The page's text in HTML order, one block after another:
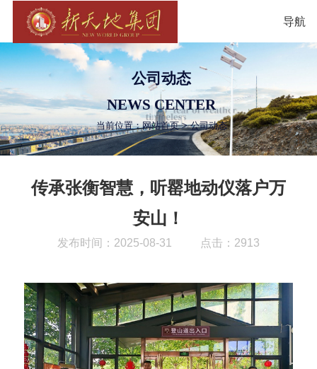
导航
公司动态
NEWS CENTER
当前位置：网站首页>公司动态
传承张衡智慧，听罂地动仪落户万
安山！
发布时间：2025-08-31 点击：2913